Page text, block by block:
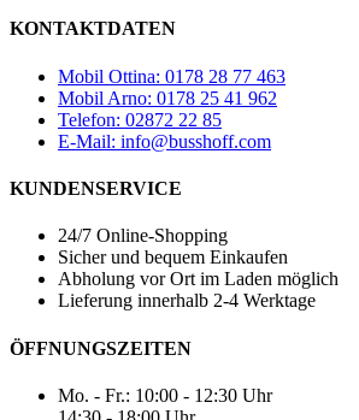
KONTAKTDATEN
Mobil Ottina: 0178 28 77 463
Mobil Arno: 0178 25 41 962
Telefon: 02872 22 85
E-Mail: info@busshoff.com
KUNDENSERVICE
24/7 Online-Shopping
Sicher und bequem Einkaufen
Abholung vor Ort im Laden möglich
Lieferung innerhalb 2-4 Werktage
ÖFFNUNGSZEITEN
Mo. - Fr.: 10:00 - 12:30 Uhr